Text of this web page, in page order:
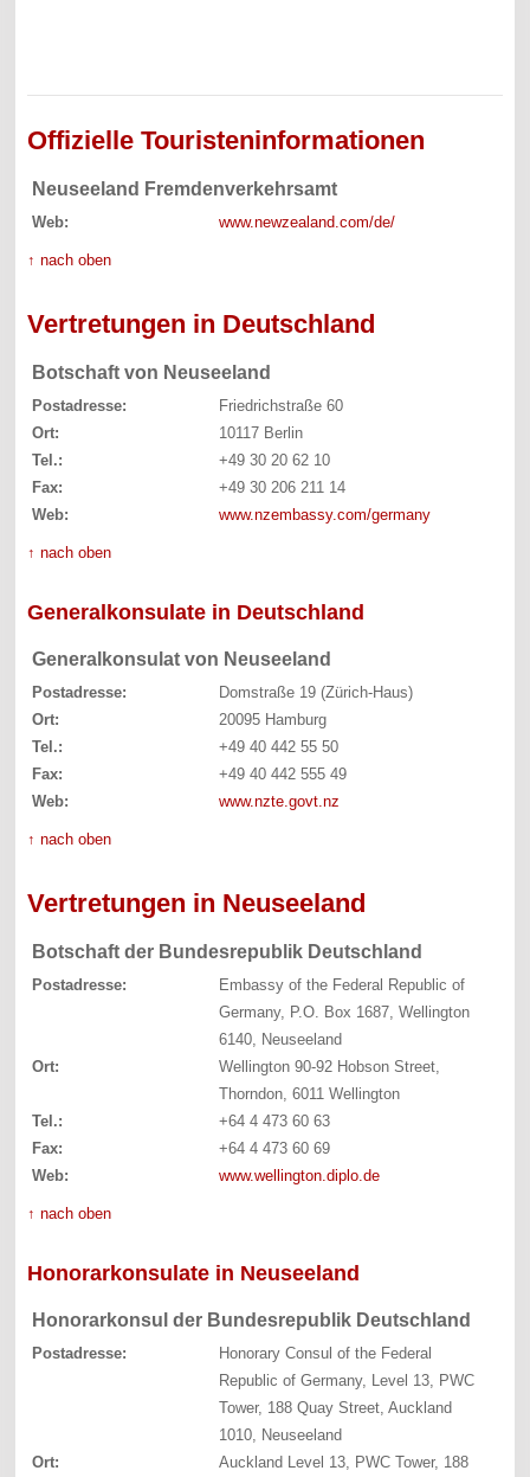
Offizielle Touristeninformationen
Neuseeland Fremdenverkehrsamt
Web: www.newzealand.com/de/
↑ nach oben
Vertretungen in Deutschland
Botschaft von Neuseeland
Postadresse:
Friedrichstraße 60
Ort:
10117 Berlin
Tel.:
+49 30 20 62 10
Fax:
+49 30 206 211 14
Web:
www.nzembassy.com/germany
↑ nach oben
Generalkonsulate in Deutschland
Generalkonsulat von Neuseeland
Postadresse:
Domstraße 19 (Zürich-Haus)
Ort:
20095 Hamburg
Tel.:
+49 40 442 55 50
Fax:
+49 40 442 555 49
Web:
www.nzte.govt.nz
↑ nach oben
Vertretungen in Neuseeland
Botschaft der Bundesrepublik Deutschland
Postadresse:
Embassy of the Federal Republic of
Germany, P.O. Box 1687, Wellington
6140, Neuseeland
Ort:
Wellington 90-92 Hobson Street,
Thorndon, 6011 Wellington
Tel.:
+64 4 473 60 63
Fax:
+64 4 473 60 69
Web:
www.wellington.diplo.de
↑ nach oben
Honorarkonsulate in Neuseeland
Honorarkonsul der Bundesrepublik Deutschland
Postadresse:
Honorary Consul of the Federal
Republic of Germany, Level 13, PWC
Tower, 188 Quay Street, Auckland
1010, Neuseeland
Ort:
Auckland Level 13, PWC Tower, 188